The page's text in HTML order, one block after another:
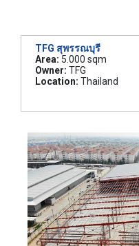
TFG สุพรรณบุรี
Area: 5.000 sqm
Owner: TFG
Location: Thailand